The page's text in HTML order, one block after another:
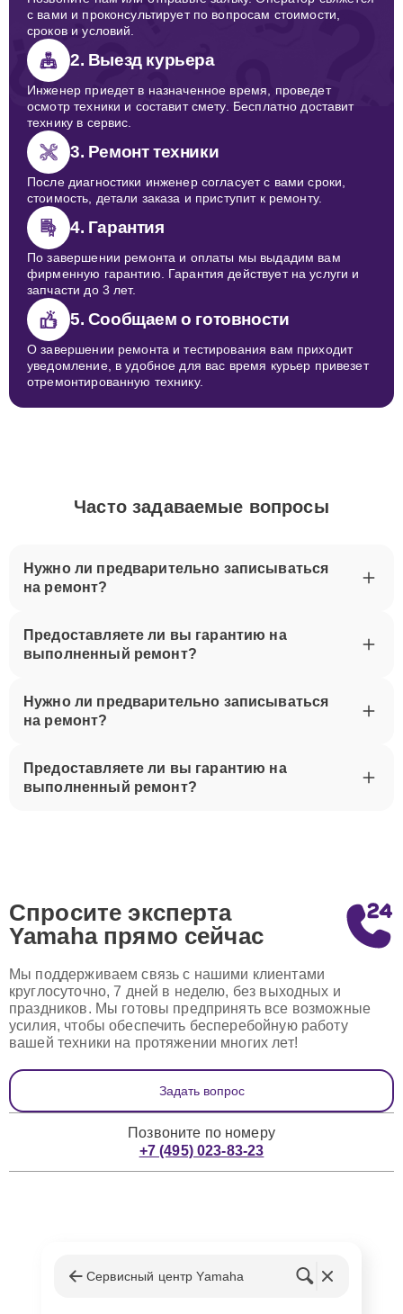
с вами и проконсультирует по вопросам стоимости,
сроков и условий.
2. Выезд курьера
Инженер приедет в назначенное время, проведет
осмотр техники и составит смету. Бесплатно доставит
технику в сервис.
3. Ремонт техники
После диагностики инженер согласует с вами сроки,
стоимость, детали заказа и приступит к ремонту.
4. Гарантия
По завершении ремонта и оплаты мы выдадим вам
фирменную гарантию. Гарантия действует на услуги и
запчасти до 3 лет.
5. Сообщаем о готовности
О завершении ремонта и тестирования вам приходит
уведомление, в удобное для вас время курьер привезет
отремонтированную технику.
Часто задаваемые вопросы
Нужно ли предварительно записываться
на ремонт?
Предоставляете ли вы гарантию на
выполненный ремонт?
Нужно ли предварительно записываться
на ремонт?
Предоставляете ли вы гарантию на
выполненный ремонт?
Спросите эксперта
Yamaha прямо сейчас
Мы поддерживаем связь с нашими клиентами
круглосуточно, 7 дней в неделю, без выходных и
праздников. Мы готовы предпринять все возможные
усилия, чтобы обеспечить бесперебойную работу
вашей техники на протяжении многих лет!
Задать вопрос
Позвоните по номеру
+7 (495) 023-83-23
Сервисный центр Yamaha